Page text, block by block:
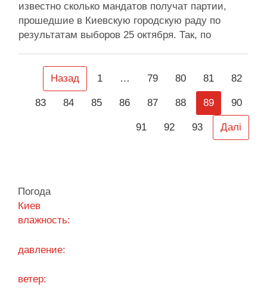
известно сколько мандатов получат партии,
прошедшие в Киевскую городскую раду по
результатам выборов 25 октября. Так, по
солидарность» во главе с Мариной Порошенко
получит 31 мандат. Партия мэра Виталия
Кличко УДАР – 30 мест. «Едність» Александра
Омельченко – …
Назад 1 … 79 80 81 82
83 84 85 86 87 88 89 90
91 92 93 Далі
Погода
Киев
влажность:
давление:
ветер: